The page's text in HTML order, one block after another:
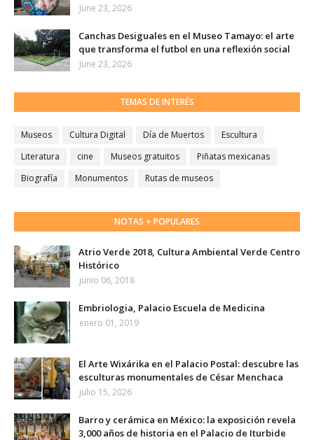
June 23, 2026
Canchas Desiguales en el Museo Tamayo: el arte
que transforma el futbol en una reflexión social
June 23, 2026
TEMAS DE INTERÉS
Museos Cultura Digital Día de Muertos
Escultura
Literatura
cine Museos gratuitos
Piñatas mexicanas
Biografía
Monumentos Rutas de museos
NOTAS + POPULARES
Atrio Verde 2018, Cultura Ambiental Verde Centro
Histórico
junio 06, 2018
Embriologia, Palacio Escuela de Medicina
enero 01, 2019
El Arte Wixárika en el Palacio Postal: descubre las
esculturas monumentales de César Menchaca
julio 15, 2026
Barro y cerámica en México: la exposición revela
3,000 años de historia en el Palacio de Iturbide